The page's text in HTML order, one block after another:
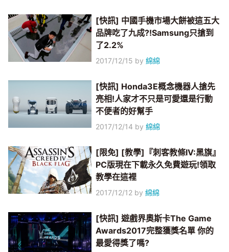
[快訊] 中國手機市場大餅被這五大
品牌吃了九成?!Samsung只搶到
了2.2%
2017/12/15 by綿綿
[快訊] Honda3E概念機器人搶先
亮相!人家才不只是可愛還是行動
不便者的好幫手
2017/12/14 by綿綿
[限免] [教學]『刺客教條IV:黑旗』
PC版現在下載永久免費遊玩!領取
教學在這裡
2017/12/12 by綿綿
[快訊] 遊戲界奧斯卡The Game
Awards2017完整獲獎名單 你的
最愛得獎了嗎?